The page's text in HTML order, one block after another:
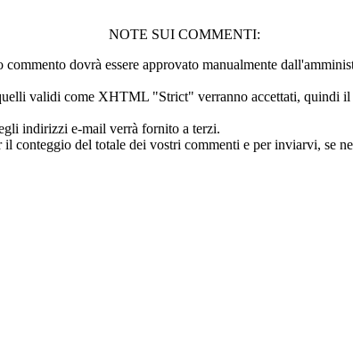
NOTE SUI COMMENTI:
dovrà essere approvato manualmente
validi come XHTML "Strict" verranno accettati, quindi
indirizzi e-mail verrà fornito a terzi.
il conteggio del totale dei vostri commenti e per inviarvi,